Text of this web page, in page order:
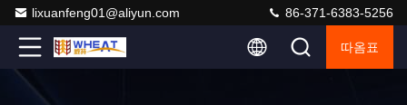
lixuanfeng01@aliyun.com 86-371-6383-5256
따옴표